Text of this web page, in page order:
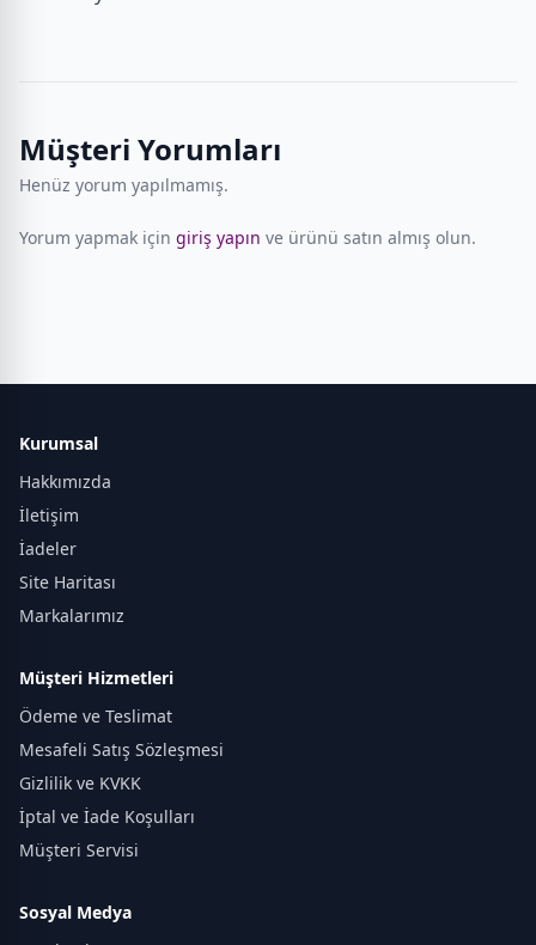
Müşteri Yorumları
Henüz yorum yapılmamış.
Yorum yapmak için giriş yapın ve ürünü satın almış olun.
Kurumsal
Hakkımızda
İletişim
İadeler
Site Haritası
Markalarımız
Müşteri Hizmetleri
Ödeme ve Teslimat
Mesafeli Satış Sözleşmesi
Gizlilik ve KVKK
İptal ve İade Koşulları
Müşteri Servisi
Sosyal Medya